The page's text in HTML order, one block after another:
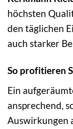
höchsten
den täglichen
auch starker
So profitieren
Ein
ansprechend,
Auswirkungen